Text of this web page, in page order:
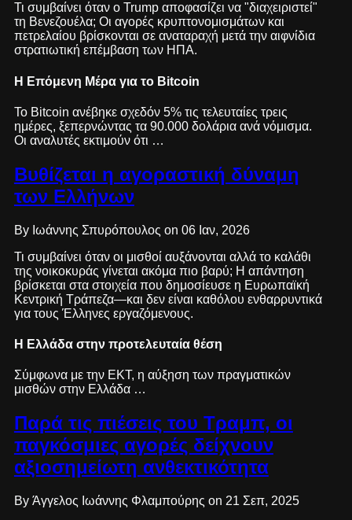
Τι συμβαίνει όταν ο Trump αποφασίζει να "διαχειριστεί"
τη Βενεζουέλα; Οι αγορές κρυπτονομισμάτων και
πετρελαίου βρίσκονται σε αναταραχή μετά την αιφνίδια
στρατιωτική επέμβαση των ΗΠΑ.
Η Επόμενη Μέρα για το Bitcoin
Το Bitcoin ανέβηκε σχεδόν 5% τις τελευταίες τρεις
ημέρες, ξεπερνώντας τα 90.000 δολάρια ανά νόμισμα.
Οι αναλυτές εκτιμούν ότι …
Βυθίζεται η αγοραστική δύναμη
των Ελλήνων
By Ιωάννης Σπυρόπουλος on 06 Ιαν, 2026
Τι συμβαίνει όταν οι μισθοί αυξάνονται αλλά το καλάθι
της νοικοκυράς γίνεται ακόμα πιο βαρύ; Η απάντηση
βρίσκεται στα στοιχεία που δημοσίευσε η Ευρωπαϊκή
Κεντρική Τράπεζα—και δεν είναι καθόλου ενθαρρυντικά
για τους Έλληνες εργαζόμενους.
Η Ελλάδα στην προτελευταία θέση
Σύμφωνα με την ΕΚΤ, η αύξηση των πραγματικών
μισθών στην Ελλάδα …
Παρά τις πιέσεις του Τραμπ, οι
παγκόσμιες αγορές δείχνουν
αξιοσημείωτη ανθεκτικότητα
By Άγγελος Ιωάννης Φλαμπούρης on 21 Σεπ, 2025